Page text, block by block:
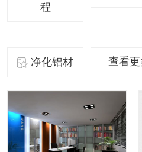
程
净化铝材 查看